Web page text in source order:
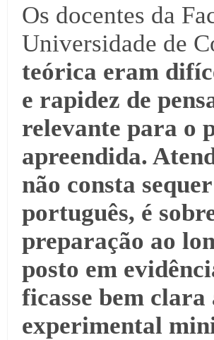
Os docentes da
Universidade de
teórica eram
e rapidez de
relevante para o
apreendida.
não consta
português, é
preparação ao
posto em
ficasse bem
experimental